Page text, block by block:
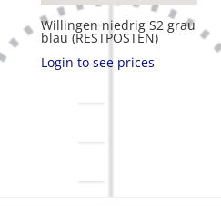
Willingen niedrig S2 grau
blau (RESTPOSTEN)
Login to see prices